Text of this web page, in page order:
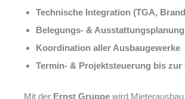
Technische Integration (TGA,
Belegungs- & Ausstattungsplanung
Koordination aller Ausbaugewerke
Termin- & Projektsteuerung bis zur
Mit der Ernst Gruppe wird